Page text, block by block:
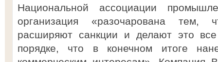
Национальной ассоциации
организация «разочарована
расширяют санкции и делают это
порядке, что в конечном итоге